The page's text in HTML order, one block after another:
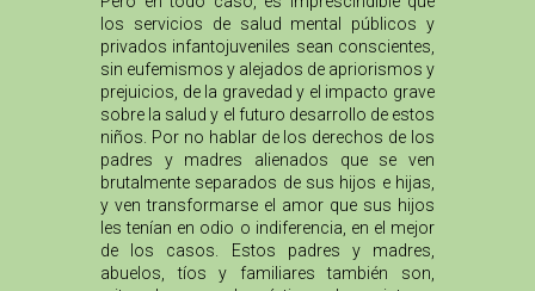
los servicios de salud mental públicos y
privados infantojuveniles sean conscientes,
sin eufemismos y alejados de apriorismos y
prejuicios, de la gravedad y el impacto grave
sobre la salud y el futuro desarrollo de estos
niños. Por no hablar de los derechos de los
padres y madres alienados que se ven
brutalmente separados de sus hijos e hijas,
y ven transformarse el amor que sus hijos
les tenían en odio o indiferencia, en el mejor
de los casos. Estos padres y madres,
abuelos, tíos y familiares también son,